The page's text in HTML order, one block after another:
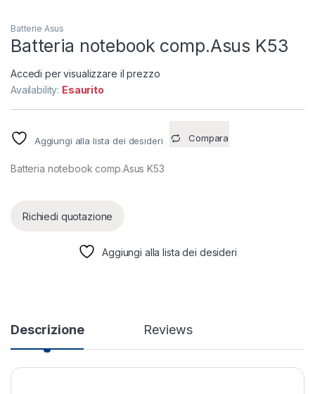
Batterie Asus
Batteria notebook comp.Asus K53
Accedi per visualizzare il prezzo
Availability: Esaurito
Aggiungi alla lista dei desideri Compara
Batteria notebook comp.Asus K53
Richiedi quotazione
Aggiungi alla lista dei desideri
Descrizione Reviews